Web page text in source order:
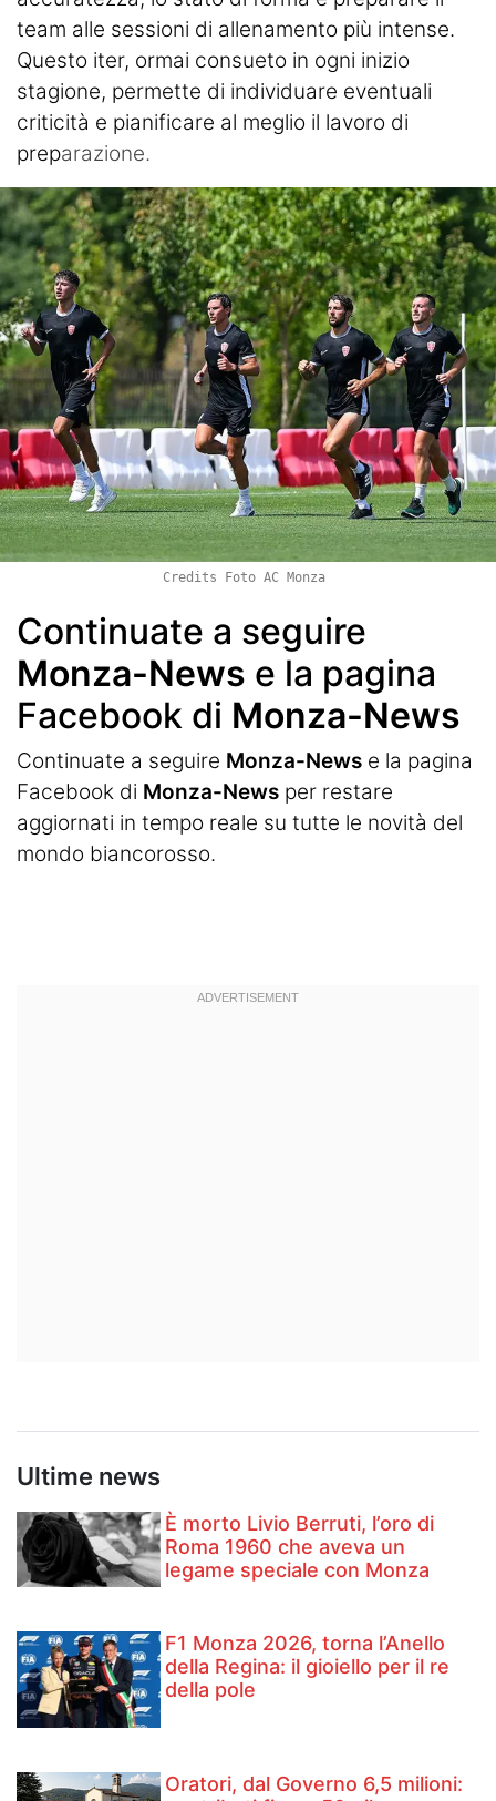
team alle sessioni di allenamento più intense.
Questo iter, ormai consueto in ogni inizio
stagione, permette di individuare eventuali
criticità e pianificare al meglio il lavoro di
preparazione.
Credits Foto AC Monza
Continuate a seguire
Monza-News e la pagina
Facebook di Monza-News
Continuate a seguire Monza-News e la pagina
Facebook di Monza-News per restare
aggiornati in tempo reale su tutte le novità del
mondo biancorosso.
Ultime news
È morto Livio Berruti, l’oro di
Roma 1960 che aveva un
legame speciale con Monza
F1 Monza 2026, torna l’Anello
della Regina: il gioiello per il re
della pole
Oratori, dal Governo 6,5 milioni: